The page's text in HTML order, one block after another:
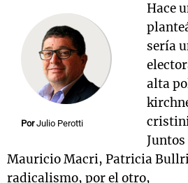
Por Julio Perotti
Hace
sería
alta
Mauricio Macri, Patricia
radicalismo, por el otro,
Mundial 2026